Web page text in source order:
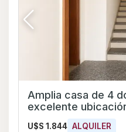
Amplia casa de 4
excelente
Gómez esquina
U$S 1.844 ALQUILER